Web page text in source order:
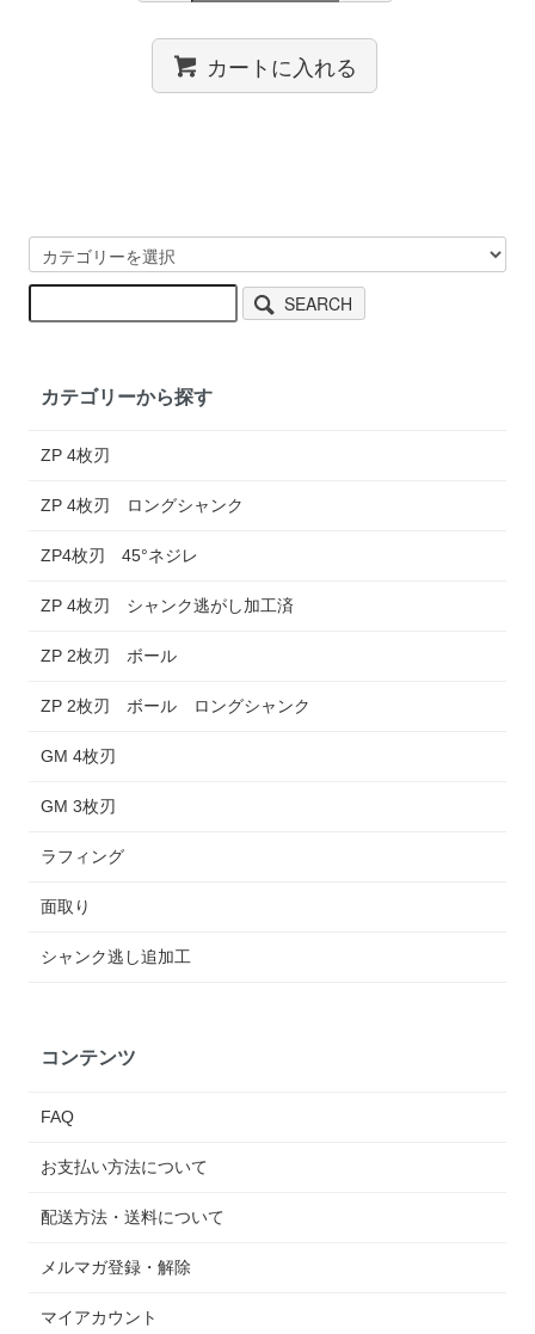
カートに入れる
SEARCH
カテゴリーから探す
ZP 4枚刃
ZP 4枚刃 ロングシャンク
ZP4枚刃 45°ネジレ
ZP 4枚刃 シャンク逃がし加工済
ZP 2枚刃 ボール
ZP 2枚刃 ボール ロングシャンク
GM 4枚刃
GM 3枚刃
ラフィング
面取り
シャンク逃し追加工
コンテンツ
FAQ
お支払い方法について
配送方法・送料について
メルマガ登録・解除
マイアカウント